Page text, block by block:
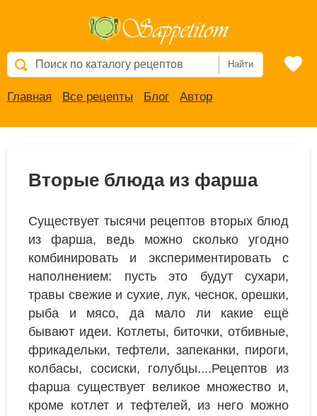
Найти
Главная Все рецепты Блог Автор
Вторые блюда из фарша
Существует тысячи рецептов вторых блюд
из фарша, ведь можно сколько угодно
комбинировать и экспериментировать с
наполнением: пусть это будут сухари,
травы свежие и сухие, лук, чеснок, орешки,
рыба и мясо, да мало ли какие ещё
бывают идеи. Котлеты, биточки, отбивные,
фрикадельки, тефтели, запеканки, пироги,
колбасы, сосиски, голубцы....Рецептов из
фарша существует великое множество и,
кроме котлет и тефтелей, из него можно